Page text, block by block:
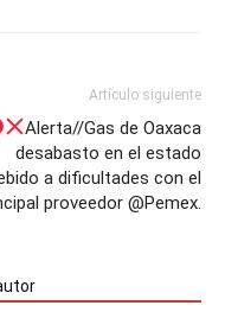
Artículo siguiente
Alerta//Gas de Oaxaca
desabasto en el estado
a dificultades con el
proveedor @Pemex.